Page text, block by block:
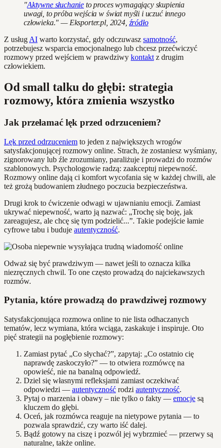
"Aktywne słuchanie to proces wymagający skupienia
uwagi, to próba wejścia w świat myśli i uczuć innego
człowieka." — Eksporter.pl, 2024, źródło
Z usług AI warto korzystać, gdy odczuwasz samotność,
potrzebujesz wsparcia emocjonalnego lub chcesz przećwiczyć
rozmowy przed wejściem w prawdziwy kontakt z drugim
człowiekiem.
Od small talku do głębi: strategia
rozmowy, która zmienia wszystko
Jak przełamać lęk przed odrzuceniem?
Lęk przed odrzuceniem to jeden z największych wrogów
satysfakcjonującej rozmowy online. Strach, że zostaniesz wyśmiany,
zignorowany lub źle zrozumiany, paraliżuje i prowadzi do rozmów
szablonowych. Psychologowie radzą: zaakceptuj niepewność.
Rozmowy online dają ci komfort wycofania się w każdej chwili, ale
też grożą budowaniem złudnego poczucia bezpieczeństwa.
Drugi krok to ćwiczenie odwagi w ujawnianiu emocji. Zamiast
ukrywać niepewność, warto ją nazwać: „Trochę się boję, jak
zareagujesz, ale chcę się tym podzielić...”. Takie podejście łamie
cyfrowe tabu i buduje autentyczność.
Odważ się być prawdziwym — nawet jeśli to oznacza kilka
niezręcznych chwil. To one często prowadzą do najciekawszych
rozmów.
Pytania, które prowadzą do prawdziwej rozmowy
Satysfakcjonująca rozmowa online to nie lista odhaczanych
tematów, lecz wymiana, która wciąga, zaskakuje i inspiruje. Oto
pięć strategii na pogłębienie rozmowy:
Zamiast pytać „Co słychać?”, zapytaj: „Co ostatnio cię
naprawdę zaskoczyło?” — to otwiera rozmówcę na
opowieść, nie na banalną odpowiedź.
Dziel się własnymi refleksjami zamiast oczekiwać
odpowiedzi — autentyczność rodzi autentyczność.
Pytaj o marzenia i obawy – nie tylko o fakty — emocje są
kluczem do głębi.
Oceń, jak rozmówca reaguje na nietypowe pytania — to
pozwala sprawdzić, czy warto iść dalej.
Bądź gotowy na ciszę i pozwól jej wybrzmieć — przerwy są
naturalne, także online.